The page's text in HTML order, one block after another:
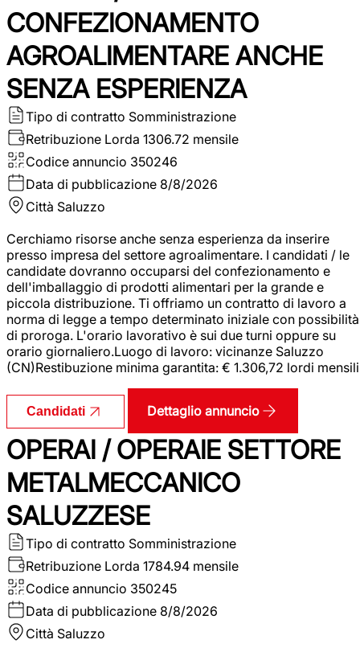
CONFEZIONAMENTO
AGROALIMENTARE ANCHE
SENZA ESPERIENZA
Tipo di contratto Somministrazione
Retribuzione Lorda 1306.72 mensile
Codice annuncio 350246
Data di pubblicazione 8/8/2026
Città Saluzzo
Cerchiamo risorse anche senza esperienza da inserire
presso impresa del settore agroalimentare. I candidati / le
candidate dovranno occuparsi del confezionamento e
dell'imballaggio di prodotti alimentari per la grande e
piccola distribuzione. Ti offriamo un contratto di lavoro a
norma di legge a tempo determinato iniziale con possibilità
di proroga. L'orario lavorativo è sui due turni oppure su
orario giornaliero.Luogo di lavoro: vicinanze Saluzzo
(CN)Restibuzione minima garantita: € 1.306,72 lordi mensili
Candidati Dettaglio annuncio
OPERAI / OPERAIE SETTORE
METALMECCANICO
SALUZZESE
Tipo di contratto Somministrazione
Retribuzione Lorda 1784.94 mensile
Codice annuncio 350245
Data di pubblicazione 8/8/2026
Città Saluzzo